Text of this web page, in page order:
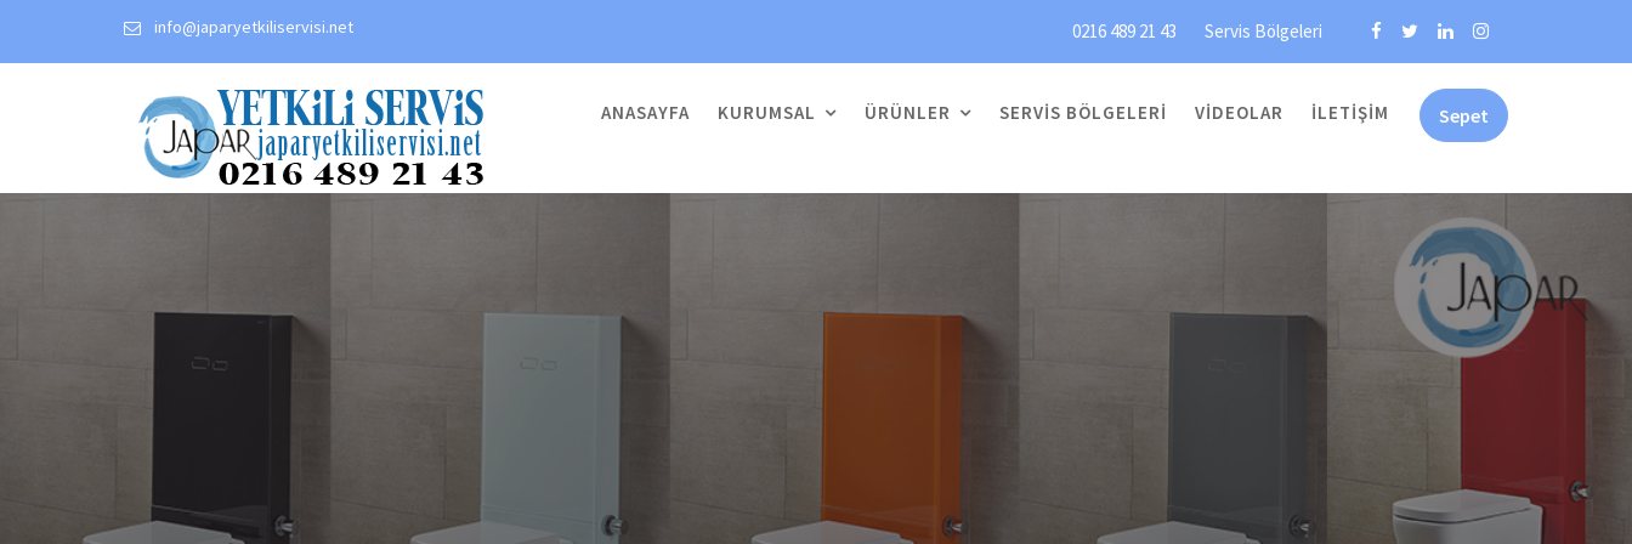
info@japaryetkiliservisi.net 0216 489 21 43 Servis Bölgeleri
Sepet
ANASAYFA KURUMSAL ÜRÜNLER SERVIS BÖLGELERI VIDEOLAR İLETIŞIM